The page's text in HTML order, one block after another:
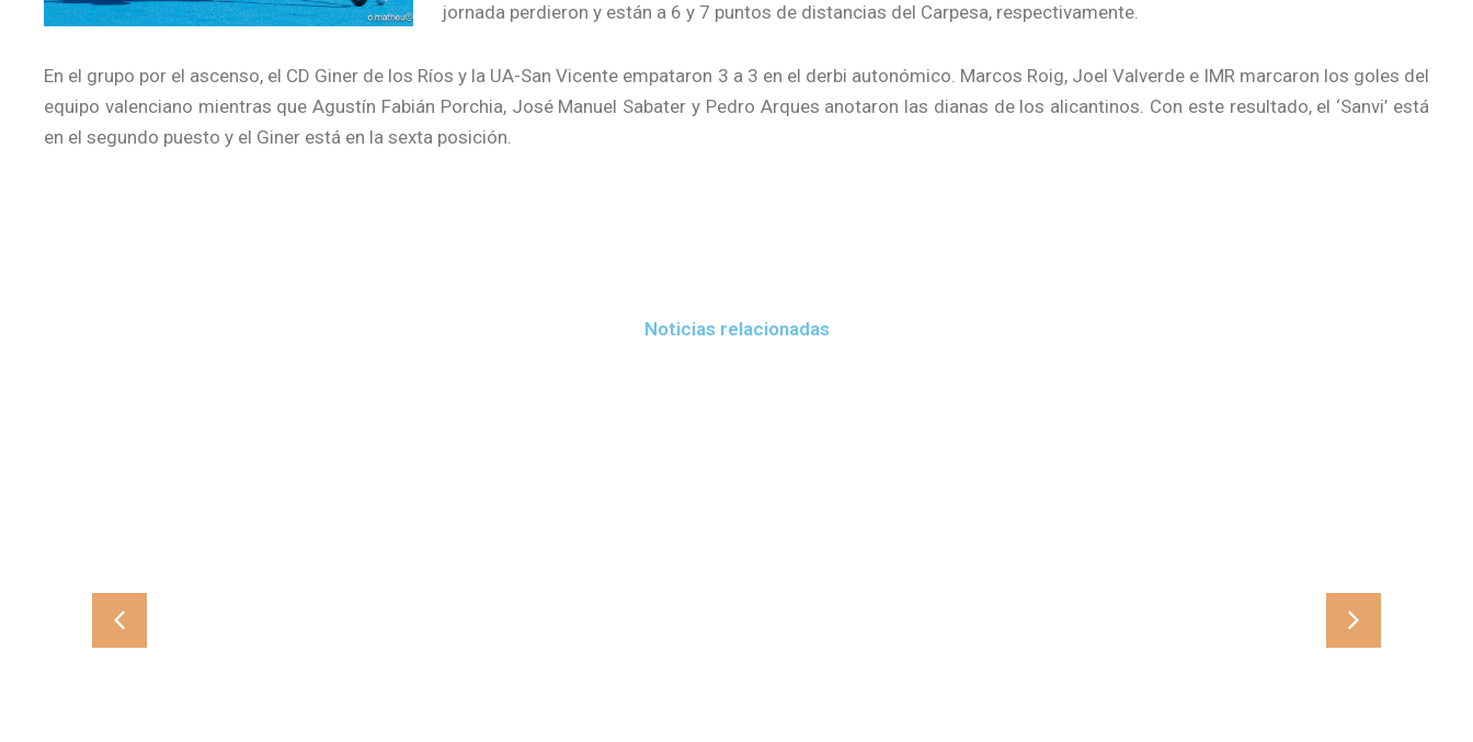
jornada perdieron y están a 6 y 7 puntos de distancias del Carpesa, respectivamente.
En el grupo por el ascenso, el CD Giner de los Ríos y la UA-San Vicente empataron 3 a 3 en el derbi autonómico. Marcos Roig, Joel Valverde e IMR marcaron los goles del
equipo valenciano mientras que Agustín Fabián Porchia, José Manuel Sabater y Pedro Arques anotaron las dianas de los alicantinos. Con este resultado, el ‘Sanvi’ está
en el segundo puesto y el Giner está en la sexta posición.
Noticias relacionadas